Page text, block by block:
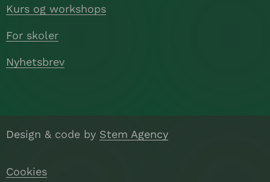
Kurs og workshops
For skoler
Nyhetsbrev
Design & code by Stem Agency
Cookies